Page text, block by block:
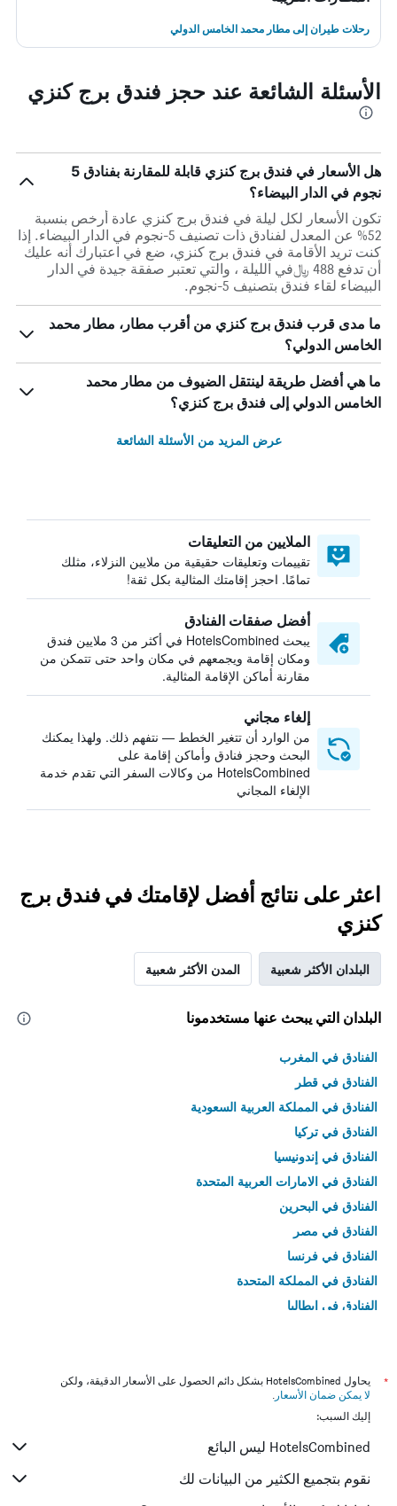
رحلات طيران إلى مطار محمد الخامس الدولي
الأسئلة الشائعة عند حجز فندق برج كنزي
هل الأسعار في فندق برج كنزي قابلة للمقارنة بفنادق 5
نجوم في الدار البيضاء؟
تكون الأسعار لكل ليلة في فندق برج كنزي عادة أرخص بنسبة
52% عن المعدل لفنادق ذات تصنيف 5-نجوم في الدار البيضاء. إذا
كنت تريد الأقامة في فندق برج كنزي، ضع في اعتبارك أنه عليك
أن تدفع 488 ﷼في الليلة ، والتي تعتبر صفقة جيدة في الدار
البيضاء لقاء فندق بتصنيف 5-نجوم.
ما مدى قرب فندق برج كنزي من أقرب مطار، مطار محمد
الخامس الدولي؟
ما هي أفضل طريقة لينتقل الضيوف من مطار محمد
الخامس الدولي إلى فندق برج كنزي؟
عرض المزيد من الأسئلة الشائعة
الملايين من التعليقات
تقييمات وتعليقات حقيقية من ملايين النزلاء، مثلك
تمامًا. احجز إقامتك المثالية بكل ثقة!
أفضل صفقات الفنادق
يبحث HotelsCombined في أكثر من 3 ملايين فندق
ومكان إقامة ويجمعهم في مكان واحد حتى تتمكن من
مقارنة أماكن الإقامة المثالية.
إلغاء مجاني
من الوارد أن تتغير الخطط — نتفهم ذلك. ولهذا يمكنك
البحث وحجز فنادق وأماكن إقامة على
HotelsCombined من وكالات السفر التي تقدم خدمة
الإلغاء المجاني
اعثر على نتائج أفضل لإقامتك في فندق برج
كنزي
البلدان الأكثر شعبية المدن الأكثر شعبية
البلدان التي يبحث عنها مستخدمونا
الفنادق في المغرب
الفنادق في قطر
الفنادق في المملكة العربية السعودية
الفنادق في تركيا
الفنادق في إندونيسيا
الفنادق في الامارات العربية المتحدة
الفنادق في البحرين
الفنادق في مصر
الفنادق في فرنسا
الفنادق في المملكة المتحدة
الفنادق في إيطاليا
*
يحاول HotelsCombined بشكل دائم الحصول على الأسعار الدقيقة، ولكن
لا يمكن ضمان الأسعار .
إليك السبب:
HotelsCombined ليس البائع
نقوم بتجميع الكثير من البيانات لك